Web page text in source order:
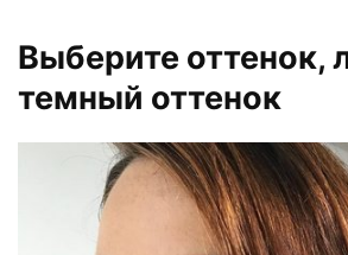
Выберите оттенок,
темный оттенок